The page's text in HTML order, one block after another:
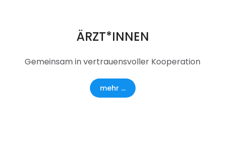
ÄRZT*INNEN
Gemeinsam in vertrauensvoller Kooperation
mehr ...